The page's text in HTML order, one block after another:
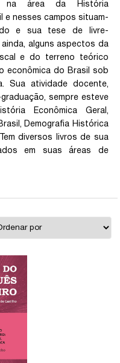
na área da História
e nesses campos situam-
e sua tese de livre-
alguns aspectos da
e do terreno teórico
econômica do Brasil sob
Sua atividade docente,
sempre esteve
Econômica Geral,
Demografia Histórica
diversos livros de sua
em suas áreas de